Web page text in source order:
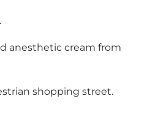
anesthetic cream from
shopping street.